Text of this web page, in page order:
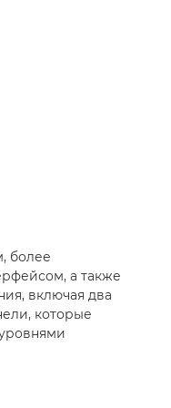
более
а также
включая два
которые